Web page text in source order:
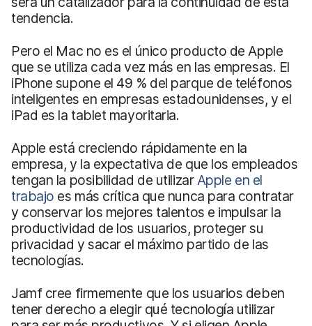
tendencia.
Pero el Mac no es el único producto de Apple
que se utiliza cada vez más en las empresas. El
iPhone supone el 49 % del parque de teléfonos
inteligentes en empresas estadounidenses, y el
iPad es la tablet mayoritaria.
Apple está creciendo rápidamente en la
empresa, y la expectativa de que los empleados
tengan la posibilidad de utilizar Apple en el
trabajo es más crítica que nunca para contratar
y conservar los mejores talentos e impulsar la
productividad de los usuarios, proteger su
privacidad y sacar el máximo partido de las
tecnologías.
Jamf cree firmemente que los usuarios deben
tener derecho a elegir qué tecnología utilizar